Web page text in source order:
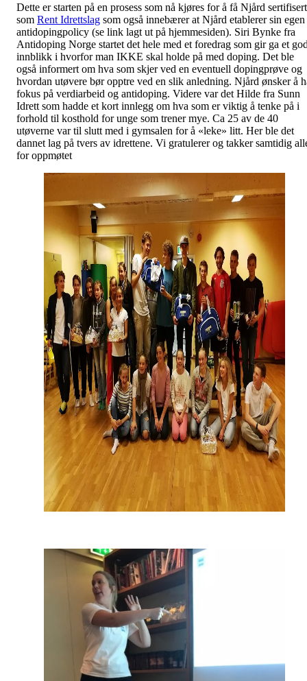
Dette er starten på en prosess som nå kjøres for å få Njård sertifisert
som Rent Idrettslag som også innebærer at Njård etablerer sin egen
antidopingpolicy (se link lagt ut på hjemmesiden). Siri Bynke fra
Antidoping Norge startet det hele med et foredrag som gir ga et
innblikk i hvorfor man IKKE skal holde på med doping. Det ble
også informert om hva som skjer ved en eventuell dopingprøve og
hvordan utøvere bør opptre ved en slik anledning. Njård ønsker å
fokus på verdiarbeid og antidoping. Videre var det Hilde fra Sunn
Idrett som hadde et kort innlegg om hva som er viktig å tenke på i
forhold til kosthold for unge som trener mye. Ca 25 av de 40
utøverne var til slutt med i gymsalen for å «leke» litt. Her ble det
dannet lag på tvers av idrettene. Vi gratulerer og takker samtidig
for oppmøtet